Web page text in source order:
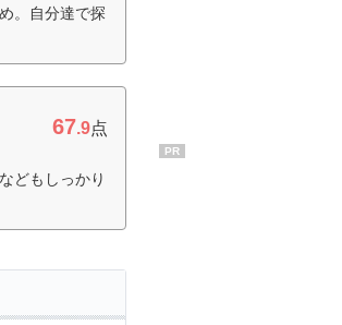
。自分達で探
67.9点
どもしっかり
PR